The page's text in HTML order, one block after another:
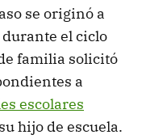
se originó a
el ciclo
familia solicitó
a
escolares
hijo de escuela.